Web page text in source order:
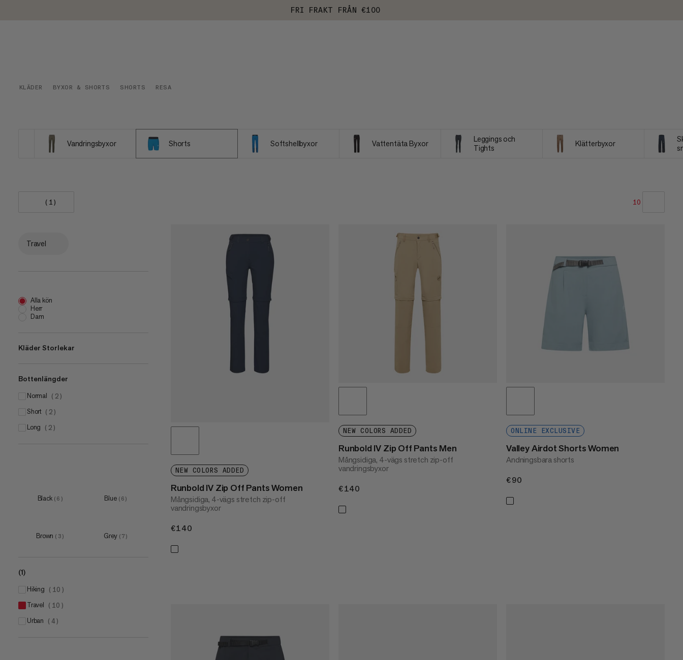
FRI FRAKT FRÅN €100
KLÄDER BYXOR & SHORTS SHORTS RESA
Vandringsbyxor Shorts Softshellbyxor Vattentäta Byxor
Leggings och
Tights
Klätterbyxor
(1) 10
PRIS HÖG TILL LÅG
BETYG
Travel
Alla kön
Herr
Dam
Kläder Storlekar
XS (4)
S (6)
M (5 )
L (2 )
Bottenlängder
normal ( 2 )
short ( 2 )
long ( 2 )
Black ( 6 ) Blue ( 6 )
Brown ( 3 ) Grey ( 7 )
(1)
hiking ( 10 )
travel ( 10 )
urban ( 4 )
NEW COLORS ADDED
Runbold IV Zip Off Pants Women
Mångsidiga, 4-vägs stretch zip-off
vandringsbyxor
€140
NEW COLORS ADDED
Runbold IV Zip Off Pants Men
Mångsidiga, 4-vägs stretch zip-off
vandringsbyxor
€140
ONLINE EXCLUSIVE
Valley Airdot Shorts Women
Andningsbara shorts
€90